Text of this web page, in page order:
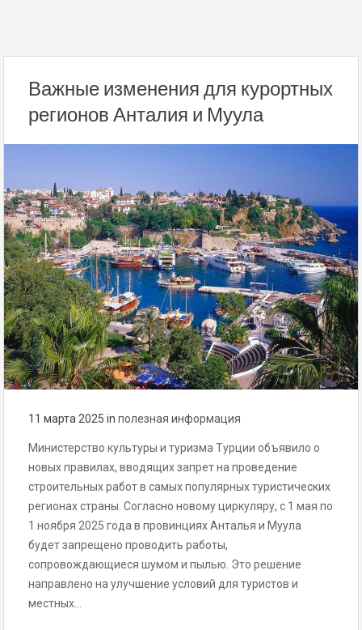
Важные изменения для курортных
регионов Анталия и Муула
11 марта 2025 in полезная информация
Министерство культуры и туризма Турции объявило о
новых правилах, вводящих запрет на проведение
строительных работ в самых популярных туристических
регионах страны. Согласно новому циркуляру, с 1 мая по
1 ноября 2025 года в провинциях Анталья и Муула
будет запрещено проводить работы,
сопровождающиеся шумом и пылью. Это решение
направлено на улучшение условий для туристов и
местных…